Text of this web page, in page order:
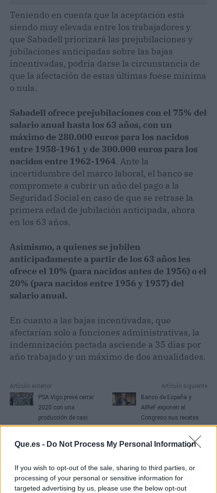
Que.es - Do Not Process My Personal Information
If you wish to opt-out of the sale, sharing to third parties, or
processing of your personal or sensitive information for
targeted advertising by us, please use the below opt-out
Teniendo en cuenta que la aceptación está
siendo muy elevada entre los trabajadores y
que Sabadell priorizará las prejubilaciones y
jubilaciones anticipadas sobre las bajas
incentivadas, podría darse la circunstancia de
que la afectación de estas últimas fuese mínima
o nula.
Sabadell ofrece prejubilaciones con el 75% del
salario anual hasta los 63 años, con un
máximo de 280.000 euros para los nacidos
entre 1958-1961 y de 300.000 euros para los
nacidos entre 1962-1964. Ante la
incertidumbre del marco laboral, el banco se
compromete a cubrir un año del pago a la
Seguridad Social en caso de que se retrase la
primera edad de jubilación anticipada, ahora
en los 63 años.
Asimismo, a quienes se jubilen
anticipadamente a partir de los 63 años les
ofrece el 10% (para nacidos antes de 1956) o el
20% (para nacidos entre 1956 y 1957) del
salario anual.
En cuanto a las bajas incentivadas, que
afectarían solo a funciones administrativas, la
indemnización pactada asciende a 35 días por
año trabajado y un máximo de dos anualidades.
Artículo anterior
PSA Vigo prevé cerrar
2020 con una
producción de casi
500.000 vehículos
Artículo siguiente
Banco de España y
AIReF exponen al
Congreso sus recetas
para reforzar la
reguladores